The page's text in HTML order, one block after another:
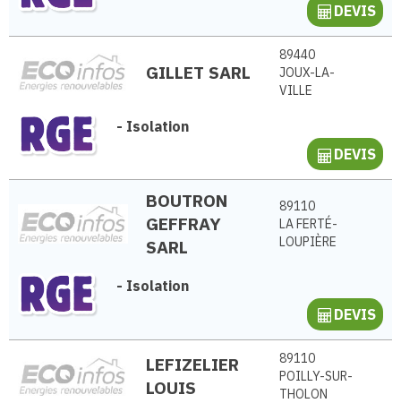
DEVIS
GILLET SARL
89440
JOUX-LA-
VILLE
- Isolation
DEVIS
BOUTRON
GEFFRAY
SARL
89110
LA FERTÉ-
LOUPIÈRE
- Isolation
DEVIS
LEFIZELIER
LOUIS
89110
POILLY-SUR-
THOLON